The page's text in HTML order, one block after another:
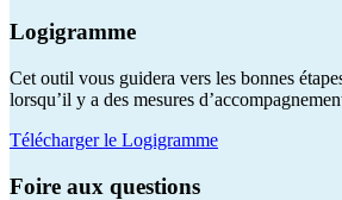
Logigramme
Cet outil vous guidera vers les bonnes
lorsqu’il y a des mesures
Télécharger le Logigramme
Foire aux questions